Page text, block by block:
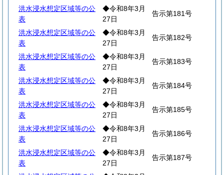
洪水浸水想定区域等の公
表
◆令和8年3月
27日
告示第181号
洪水浸水想定区域等の公
表
◆令和8年3月
27日
告示第182号
洪水浸水想定区域等の公
表
◆令和8年3月
27日
告示第183号
洪水浸水想定区域等の公
表
◆令和8年3月
27日
告示第184号
洪水浸水想定区域等の公
表
◆令和8年3月
27日
告示第185号
洪水浸水想定区域等の公
表
◆令和8年3月
27日
告示第186号
洪水浸水想定区域等の公
表
◆令和8年3月
27日
告示第187号